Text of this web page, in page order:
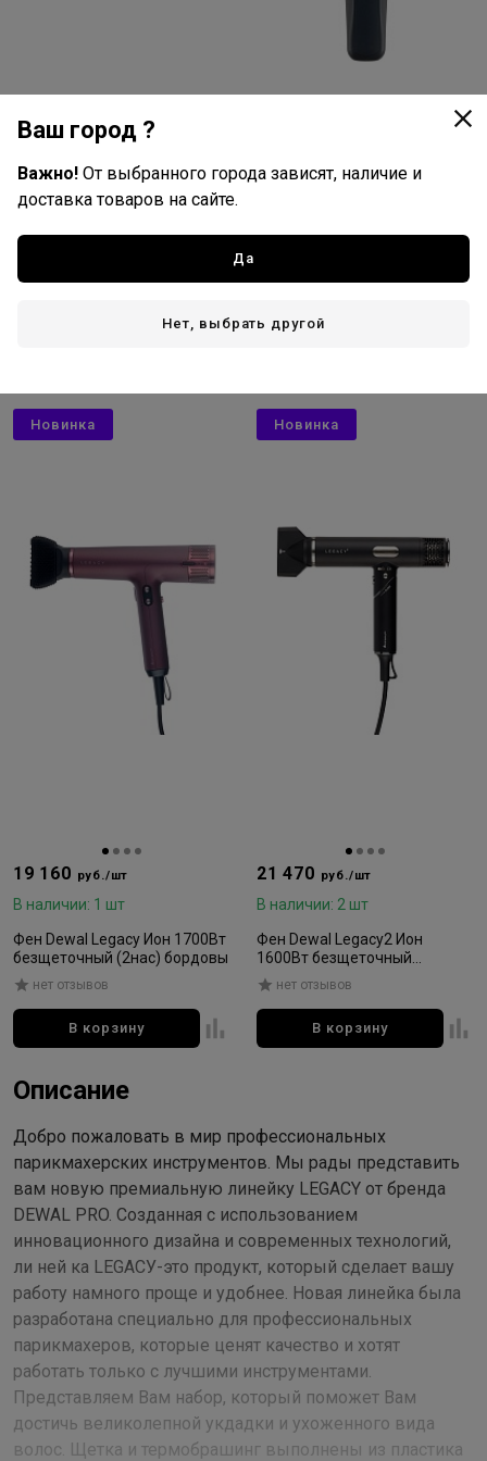
7 695
В наличии: 1 шт
Щипцы для выпрямления
В наличии: 4 шт
нет отзывов
19 160 руб./шт
В наличии: 1 шт
Фен Dewal Legacy Ион 1700Вт
безщеточный (2нас) бордовы
нет отзывов
В корзину
Новинка
21 470 руб./шт
В наличии: 2 шт
Фен Dewal Legacy2 Ион
1600Вт безщеточный
складной (5нас) черный
нет отзывов
В корзину
Новинка
Описание
Добро пожаловать в мир профессиональных
парикмахерских инструментов. Мы рады представить
вам новую премиальную линейку LEGACY от бренда
DEWAL PRO. Созданная с использованием
инновационного дизайна и современных технологий,
ли ней ка LЕGАСУ-это продукт, который сделает вашу
работу намного проще и удобнее. Новая линейка была
разработана специально для профессиональных
парикмахеров, которые ценят качество и хотят
работать только с лучшими инструментами.
Представляем Вам набор, который поможет Вам
достичь великолепной укдадки и ухоженного вида
волос. Щетка и термобрашинг выполнены из пластика
Ваш город ?
Важно! От выбранного города зависят, наличие и
доставка товаров на сайте.
Да
Нет, выбрать другой